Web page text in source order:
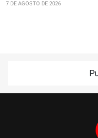
7 DE AGOSTO DE 2026